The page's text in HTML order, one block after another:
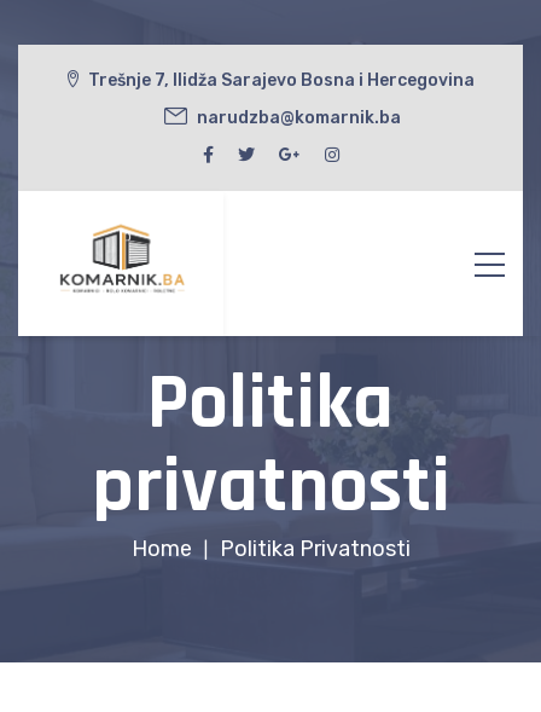
Trešnje 7, Ilidža Sarajevo Bosna i Hercegovina
narudzba@komarnik.ba
Politika
privatnosti
Home Politika Privatnosti